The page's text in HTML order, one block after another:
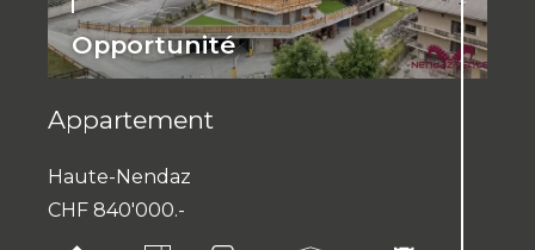
Opportunité
Appartement
Haute-Nendaz
CHF 840'000.-